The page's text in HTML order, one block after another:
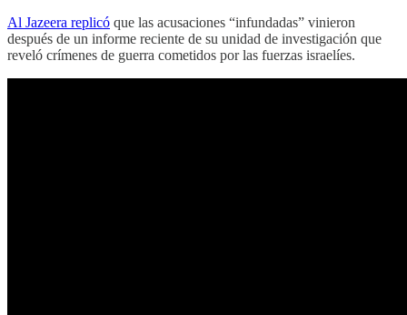
Al Jazeera replicó que las acusaciones “infundadas” vinieron
después de un informe reciente de su unidad de investigación que
reveló crímenes de guerra cometidos por las fuerzas israelíes.